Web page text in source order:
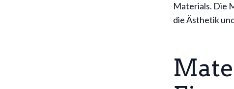
Materials. Die
die Ästhetik